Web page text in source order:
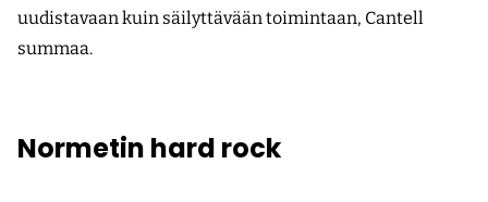
uudistavaan kuin säilyttävään toimintaan, Cantell
summaa.
Normetin hard rock